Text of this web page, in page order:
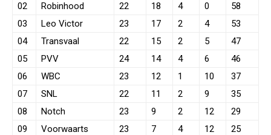
02 Robinhood 22 18 4 0
58
03
Leo Victor 23 17 2 4
53
04
Transvaal 22 15 2 5
47
05
PVV 24 14 4 6
46
06
WBC 23 12 1 10
37
07
SNL 22 11 2 9
35
08
Notch 23 9 2 12
29
09
Voorwaarts 23 7 4 12
25